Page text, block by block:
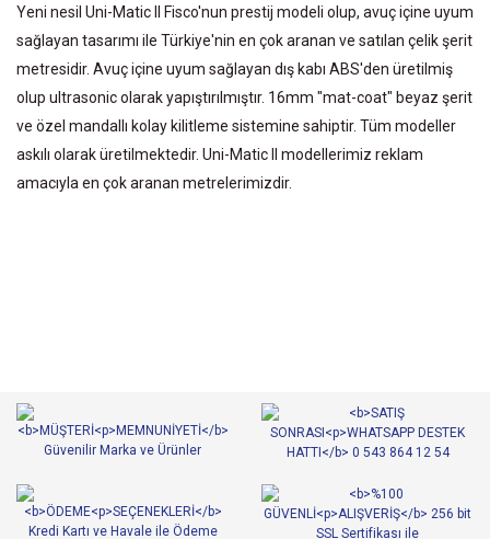
Yeni nesil Uni-Matic II Fisco'nun prestij modeli olup, avuç içine uyum
sağlayan tasarımı ile Türkiye'nin en çok aranan ve satılan çelik şerit
metresidir. Avuç içine uyum sağlayan dış kabı ABS'den üretilmiş
olup ultrasonic olarak yapıştırılmıştır. 16mm "mat-coat" beyaz şerit
ve özel mandallı kolay kilitleme sistemine sahiptir. Tüm modeller
askılı olarak üretilmektedir. Uni-Matic II modellerimiz reklam
amacıyla en çok aranan metrelerimizdir.
Ürün resmi kalitesiz, bozuk veya görüntülenemiyor.
Ürün açıklamasında eksik bilgiler bulunuyor.
Ürün bilgilerinde hatalar bulunuyor.
Ürün fiyatı diğer sitelerden daha pahalı.